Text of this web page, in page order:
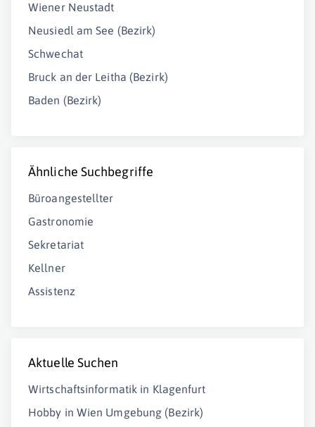
Wiener Neustadt
Neusiedl am See (Bezirk)
Schwechat
Bruck an der Leitha (Bezirk)
Baden (Bezirk)
Ähnliche Suchbegriffe
Büroangestellter
Gastronomie
Sekretariat
Kellner
Assistenz
Aktuelle Suchen
Wirtschaftsinformatik in Klagenfurt
Hobby in Wien Umgebung (Bezirk)